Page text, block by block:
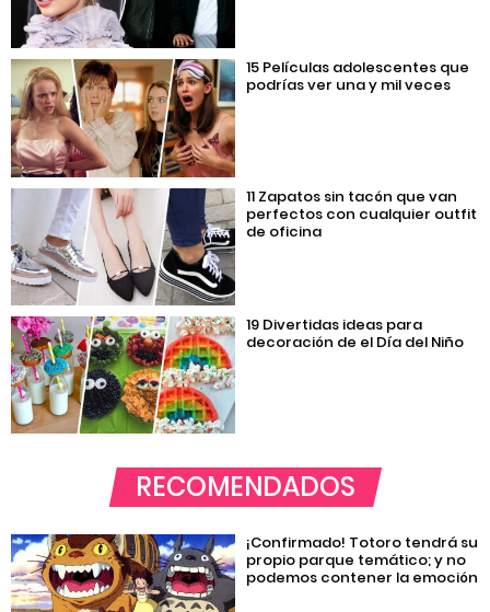
15 Películas adolescentes que
podrías ver una y mil veces
11 Zapatos sin tacón que van
perfectos con cualquier outfit
de oficina
19 Divertidas ideas para
decoración de el Día del Niño
RECOMENDADOS
¡Confirmado! Totoro tendrá su
propio parque temático; y no
podemos contener la emoción